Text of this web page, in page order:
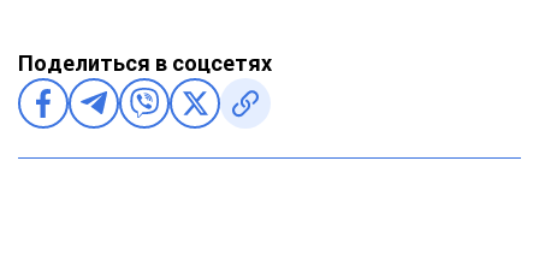
Поделиться в соцсетях